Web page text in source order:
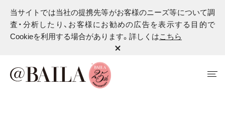
当サイトでは当社の提携先等がお客様のニーズ等について調
査・分析したり、お客様にお勧めの広告を表示する目的で
Cookieを利用する場合があります。詳しくはこちら